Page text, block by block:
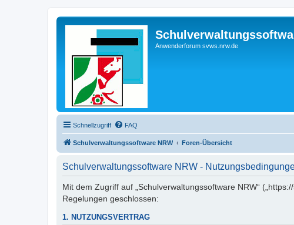
Anwenderforum svws.nrw.de
Schnellzugriff FAQ
Schulverwaltungssoftware NRW Foren-Übersicht
Schulverwaltungssoftware NRW -
Mit dem Zugriff auf „Schulverwaltungssoftware NRW“
Regelungen geschlossen:
1. NUTZUNGSVERTRAG